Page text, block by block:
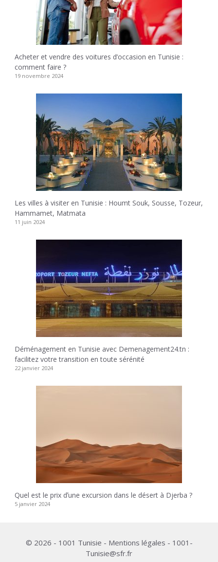
Acheter et vendre des voitures d’occasion en Tunisie :
comment faire ?
19 novembre 2024
Les villes à visiter en Tunisie : Houmt Souk, Sousse, Tozeur,
Hammamet, Matmata
11 juin 2024
Déménagement en Tunisie avec Demenagement24.tn :
facilitez votre transition en toute sérénité
22 janvier 2024
Quel est le prix dʼune excursion dans le désert à Djerba ?
5 janvier 2024
© 2026 - 1001 Tunisie - Mentions légales - 1001-
Tunisie@sfr.fr